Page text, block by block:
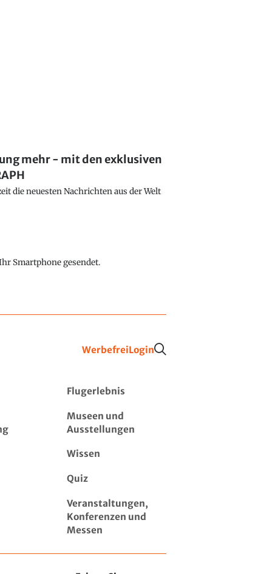
mehr - mit den exklusiven
die neuesten Nachrichten aus der Welt
Smartphone gesendet.
WerbefreiLogin
Flugerlebnis
Museen und
Ausstellungen
Wissen
Quiz
Veranstaltungen,
Konferenzen und
Messen